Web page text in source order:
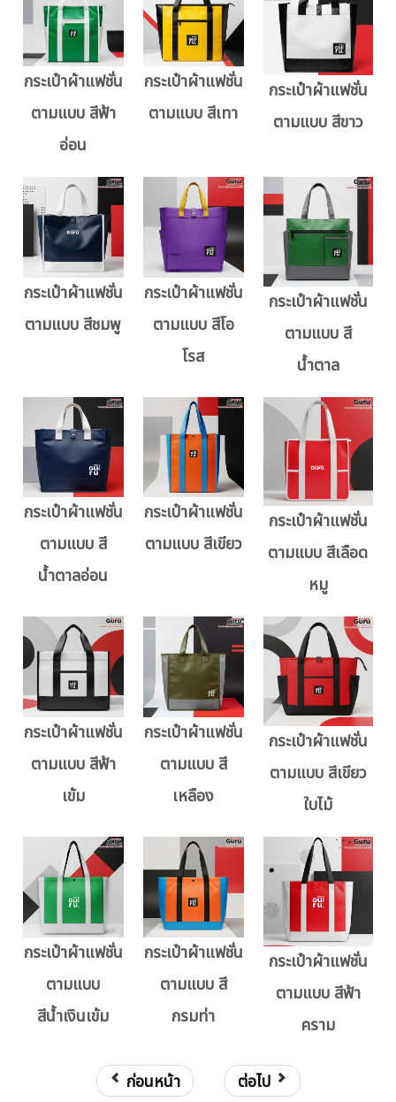
กระเป๋าผ้าแฟชั่น
ตามแบบ สีฟ้า
อ่อน
กระเป๋าผ้าแฟชั่น
ตามแบบ สีเทา
กระเป๋าผ้าแฟชั่น
ตามแบบ สีขาว
กระเป๋าผ้าแฟชั่น
ตามแบบ สีชมพู
กระเป๋าผ้าแฟชั่น
ตามแบบ สีโอ
โรส
กระเป๋าผ้าแฟชั่น
ตามแบบ สี
น้ำตาล
กระเป๋าผ้าแฟชั่น
ตามแบบ สี
น้ำตาลอ่อน
กระเป๋าผ้าแฟชั่น
ตามแบบ สีเขียว
กระเป๋าผ้าแฟชั่น
ตามแบบ สีเลือด
หมู
กระเป๋าผ้าแฟชั่น
ตามแบบ สีฟ้า
เข้ม
กระเป๋าผ้าแฟชั่น
ตามแบบ สี
เหลือง
กระเป๋าผ้าแฟชั่น
ตามแบบ สีเขียว
ใบไม้
กระเป๋าผ้าแฟชั่น
ตามแบบ
สีน้ำเงินเข้ม
กระเป๋าผ้าแฟชั่น
ตามแบบ สี
กรมท่า
กระเป๋าผ้าแฟชั่น
ตามแบบ สีฟ้า
คราม
ก่อนหน้า ต่อไป